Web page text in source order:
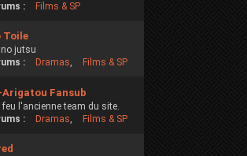
:
Films & SP
Toile
jutsu
:
Dramas, Films & SP
Fansub
feu l'ancienne team du site.
:
Dramas, Films & SP